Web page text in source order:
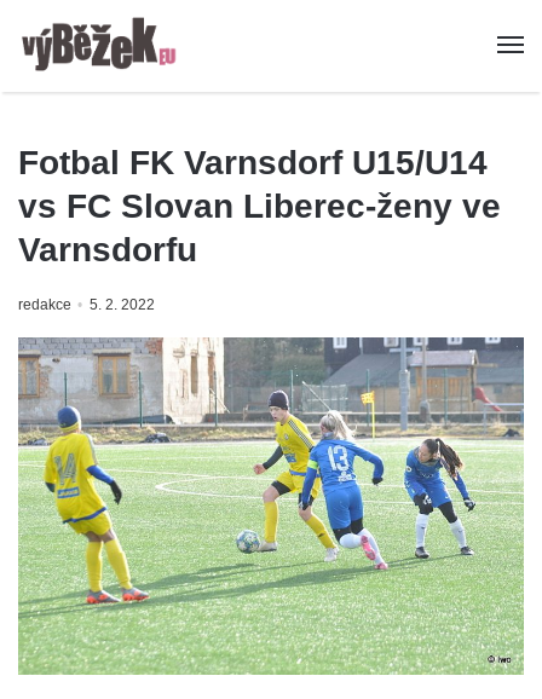
Fotbal FK Varnsdorf U15/U14
vs FC Slovan Liberec-ženy ve
Varnsdorfu
redakce 5. 2. 2022